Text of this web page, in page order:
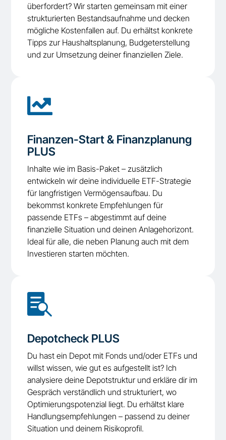
überfordert? Wir starten gemeinsam mit einer
strukturierten Bestandsaufnahme und decken
mögliche Kostenfallen auf. Du erhältst konkrete
Tipps zur Haushaltsplanung, Budgeterstellung
und zur Umsetzung deiner finanziellen Ziele.

Finanzen-Start & Finanzplanung
PLUS
Inhalte wie im Basis-Paket – zusätzlich
entwickeln wir deine individuelle ETF-Strategie
für langfristigen Vermögensaufbau. Du
bekommst konkrete Empfehlungen für
passende ETFs – abgestimmt auf deine
finanzielle Situation und deinen Anlagehorizont.
Ideal für alle, die neben Planung auch mit dem
Investieren starten möchten.

Depotcheck PLUS
Du hast ein Depot mit Fonds und/oder ETFs und
willst wissen, wie gut es aufgestellt ist? Ich
analysiere deine Depotstruktur und erkläre dir im
Gespräch verständlich und strukturiert, wo
Optimierungspotenzial liegt. Du erhältst klare
Handlungsempfehlungen – passend zu deiner
Situation und deinem Risikoprofil.